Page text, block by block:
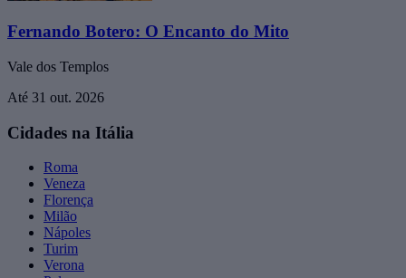
Fernando Botero: O Encanto do Mito
Vale dos Templos
Até 31 out. 2026
Cidades na Itália
Roma
Veneza
Florença
Milão
Nápoles
Turim
Verona